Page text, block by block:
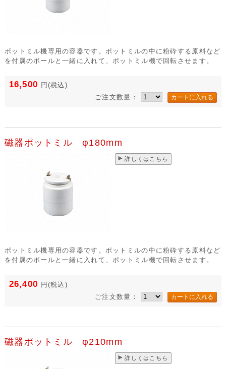
ポットミル機専用の容器です。ポットミルの中に粉砕する原料など
を付属のボールと一緒に入れて、ポットミル機で回転させます。
16,500 円 (税込)
ご注文数量：
磁器ポットミル φ180mm
詳しくはこちら
ポットミル機専用の容器です。ポットミルの中に粉砕する原料など
を付属のボールと一緒に入れて、ポットミル機で回転させます。
26,400 円(税込)
ご注文数量：
磁器ポットミル φ210mm
詳しくはこちら